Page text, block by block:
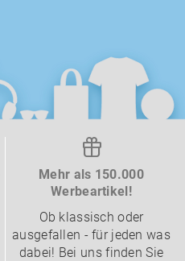
Mehr als 150.000
Werbeartikel!
Ob klassisch oder
ausgefallen - für jeden was
dabei! Bei uns finden Sie